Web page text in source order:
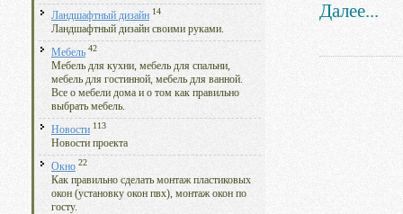
Ландшафтный дизайн 14
Ландшафтный дизайн своими руками.
Мебель 42
Мебель для кухни, мебель для спальни,
мебель для гостинной, мебель для ванной.
Все о мебели дома и о том как правильно
выбрать мебель.
Новости 113
Новости проекта
Окно 22
Как правильно сделать монтаж пластиковых
окон (установку окон пвх), монтаж окон по
госту.
Далее...